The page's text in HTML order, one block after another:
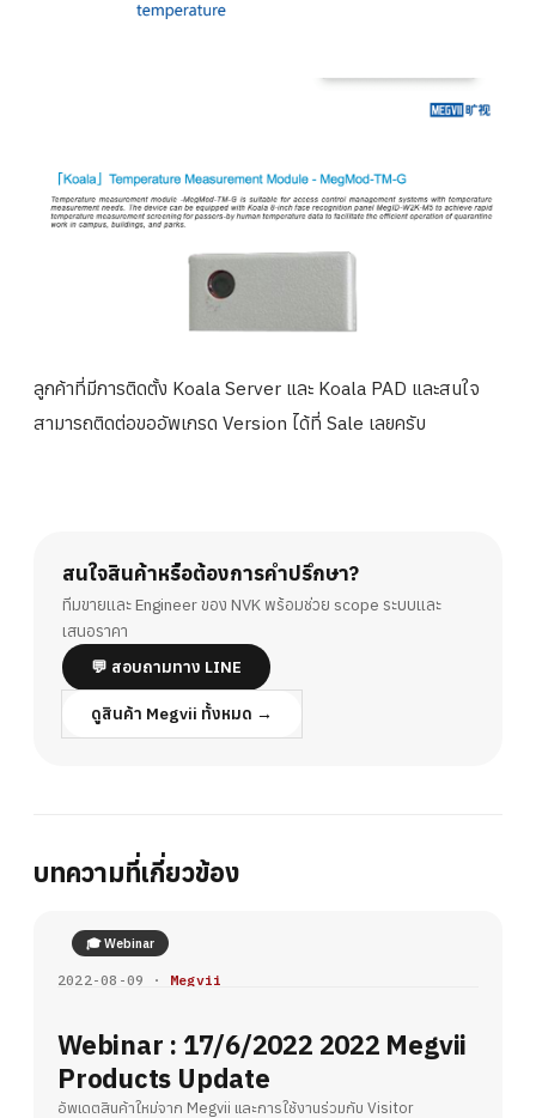
ลูกค้าที่มีการติดตั้ง Koala Server และ Koala PAD และสนใจ
สามารถติดต่อขออัพเกรด Version ได้ที่ Sale เลยครับ
สนใจสินค้าหรือต้องการคำปรึกษา?
ทีมขายและ Engineer ของ NVK พร้อมช่วย scope ระบบและ
เสนอราคา
💬 สอบถามทาง LINE
ดูสินค้า Megvii ทั้งหมด →
บทความที่เกี่ยวข้อง
🎓 Webinar
2022-08-09 · Megvii
Webinar : 17/6/2022 2022 Megvii
Products Update
อัพเดตสินค้าใหม่จาก Megvii และการใช้งานร่วมกับ Visitor